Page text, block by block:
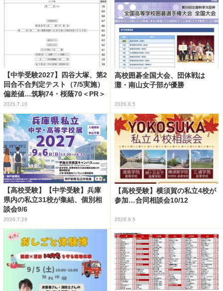
【中学受験2027】四谷大塚、第2
回合不合判定テスト（7/5実施）
偏差値…筑駒74・桜蔭70＜PR＞
2026.7.10
高校囲碁全国大会、団体戦は
灘・南山女子部が優勝
2026.8.5
【高校受験】【中学受験】兵庫
県内の私立31校が集結、個別相
談会9/6
2026.7.28
【高校受験】横須賀の私立4校が
参加…合同相談会10/12
2026.8.5